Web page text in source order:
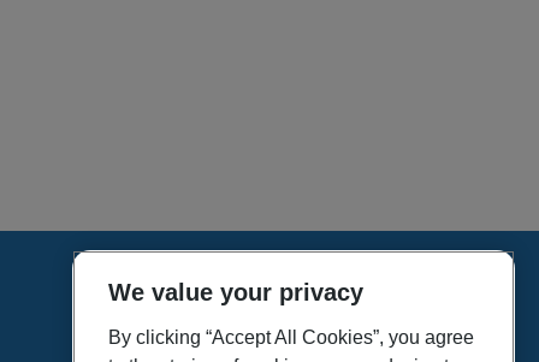
HOME
VÍDEOS
We value your privacy
By clicking “Accept All Cookies”, you agree